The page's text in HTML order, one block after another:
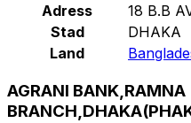
Adress
18 B.B
Stad
DHAKA
Land
AGRANI BANK,RAMNA